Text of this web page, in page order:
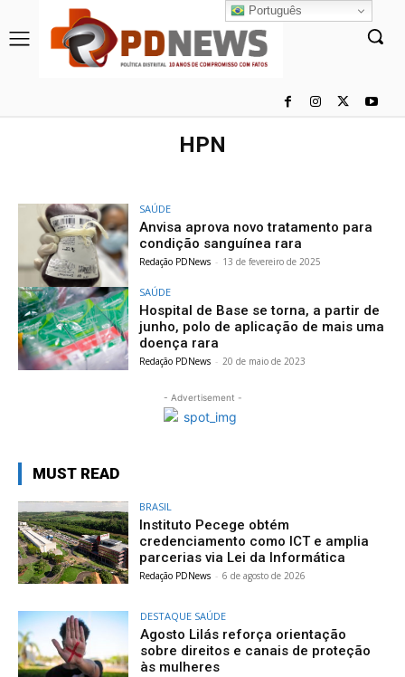
HPN
SAÚDE
Anvisa aprova novo tratamento para
condição sanguínea rara
Redação PDNews - 13 de fevereiro de 2025
SAÚDE
Hospital de Base se torna, a partir de
junho, polo de aplicação de mais uma
doença rara
Redação PDNews - 20 de maio de 2023
- Advertisement -
MUST READ
BRASIL
Instituto Pecege obtém
credenciamento como ICT e amplia
parcerias via Lei da Informática
Redação PDNews - 6 de agosto de 2026
DESTAQUE SAÚDE
Agosto Lilás reforça orientação
sobre direitos e canais de proteção
às mulheres
Português